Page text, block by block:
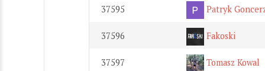
37595 Patryk
37596 Fakoski
37597 Tomasz Kowal